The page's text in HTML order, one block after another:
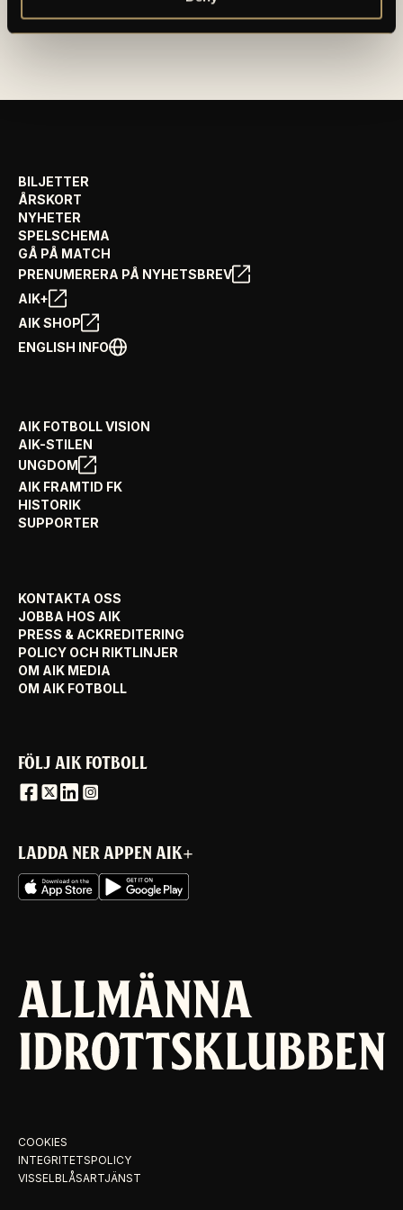
AIK FOTBOLLSFÖRENING
BILJETTER
ÅRSKORT
NYHETER
SPELSCHEMA
GÅ PÅ MATCH
PRENUMERERA PÅ NYHETSBREV
AIK+
AIK SHOP
ENGLISH INFO
AIK FOTBOLL VISION
AIK-STILEN
UNGDOM
AIK FRAMTID FK
HISTORIK
SUPPORTER
KONTAKTA OSS
JOBBA HOS AIK
PRESS & ACKREDITERING
POLICY OCH RIKTLINJER
OM AIK MEDIA
OM AIK FOTBOLL
FÖLJ AIK FOTBOLL
LADDA NER APPEN AIK+
COOKIES
INTEGRITETSPOLICY
VISSELBLÅSARTJÄNST